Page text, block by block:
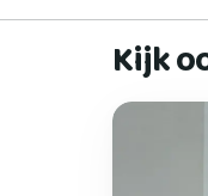
Kijk